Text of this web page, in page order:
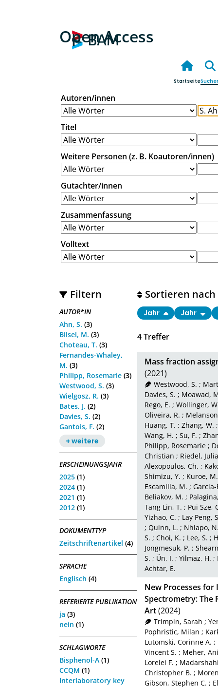
Open Access
Startseite
Autoren/innen
Titel
Weitere Personen (z. B. Koautoren/innen)
Gutachter/innen
Zusammenfassung
Volltext
Filtern
AUTOR*IN
Ahn, S. (3)
Bilsel, M. (3)
Choteau, T. (3)
Fernandes-Whaley,
M. (3)
Philipp, Rosemarie (3)
Westwood, S. (3)
Wielgosz, R. (3)
Bates, J. (2)
Davies, S. (2)
Gantois, F. (2)
+ weitere
ERSCHEINUNGSJAHR
2025 (1)
2024 (1)
2021 (1)
2012 (1)
DOKUMENTTYP
Zeitschriftenartikel (4)
SPRACHE
Englisch (4)
REFERIERTE PUBLIKATION
ja (3)
nein (1)
SCHLAGWORTE
Bisphenol-A (1)
CCQM (1)
Interlaboratory key
4Treffer
Sortieren nach
Jahr Jahr
Mass fraction
(2021)
Westwood, S. ;
Davies, S. ; Moawad,
Rego, E. ; Wollinger,
Oliveira, R. ;
Huang, T. ; Zhang, W.
Wang, H. ; Su, F. ;
Philipp, Rosemarie ;
Christian ; Riedel,
Alexopoulos, Ch. ;
Shimizu, Y. ; Kuroe, M.
Escamilla, M. ;
Beliakov, M. ;
Tang Lin, T. ; Pui Sze,
Yizhao, C. ; Lay Peng,
; Quinn, L. ; Nhlapo,
S. ; Choi, K. ; Lee, S. ;
Jongmesuk, P. ;
S. ; Ün, I. ; Yilmaz, H. ;
Achtar, E.
New Processes
Spectrometry: The
Art(2024)
Trimpin, Sarah ;
Pophristic, Milan ;
Lutomski, Corinne A. ;
Vincent S. ; Meher,
Lorelei F. ;
Christopher B. ;
Gibson, Stephen C. ;